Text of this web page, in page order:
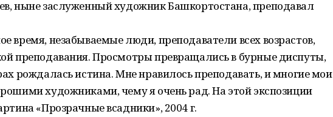
ныне заслуженный художник Башкортостана, преподавал
время, незабываемые люди, преподаватели всех возрастов,
преподавания. Просмотры превращались в бурные диспуты,
рождалась истина. Мне нравилось преподавать, и многие мои
художниками, чему я очень рад. На этой экспозиции
«Прозрачные всадники», 2004 г.